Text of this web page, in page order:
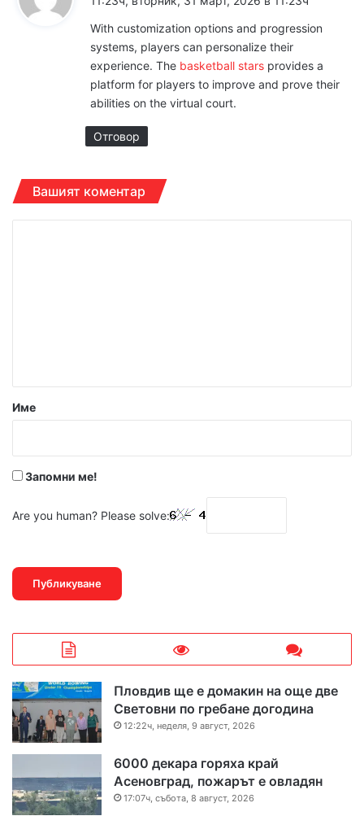
а
:
With customization options and progression
systems, players can personalize their
experience. The basketball stars provides a
platform for players to improve and prove their
abilities on the virtual court.
Отговор
Вашият коментар
р
Име
Запомни ме!
Are you human? Please solve:
Пловдив ще е домакин на още две
Световни по гребане догодина
12:22ч, неделя, 9 август, 2026
6000 декара горяха край
Асеновград, пожарът е овладян
17:07ч, събота, 8 август, 2026